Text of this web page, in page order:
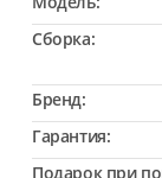
Сборка:
Бренд:
Гарантия:
Подарок при